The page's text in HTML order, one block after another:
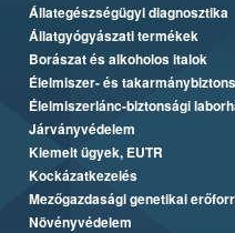
Állategészségügyi diagnosztika
Állatgyógyászati termékek
Borászat és alkoholos italok
Élelmiszer- és
Élelmiszerlánc-biztonsági
Járványvédelem
Kiemelt ügyek, EUTR
Kockázatkezelés
Mezőgazdasági genetikai
Növényvédelem